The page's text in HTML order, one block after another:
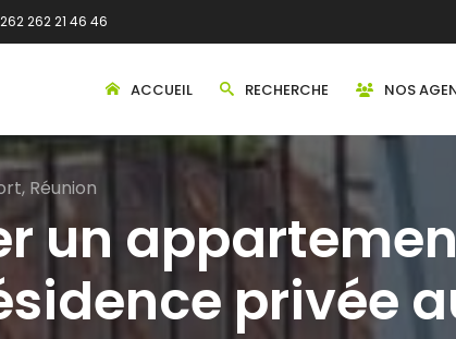
262 21 46 46
ACCUEIL RECHERCHE NOS
Réunion
un
privée